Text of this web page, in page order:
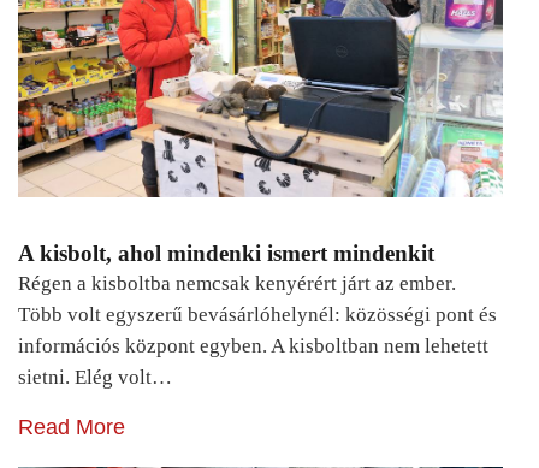
A kisbolt, ahol mindenki ismert mindenkit
Régen a kisboltba nemcsak kenyérért járt az ember.
Több volt egyszerű bevásárlóhelynél: közösségi pont és
információs központ egyben. A kisboltban nem lehetett
sietni. Elég volt…
Read More